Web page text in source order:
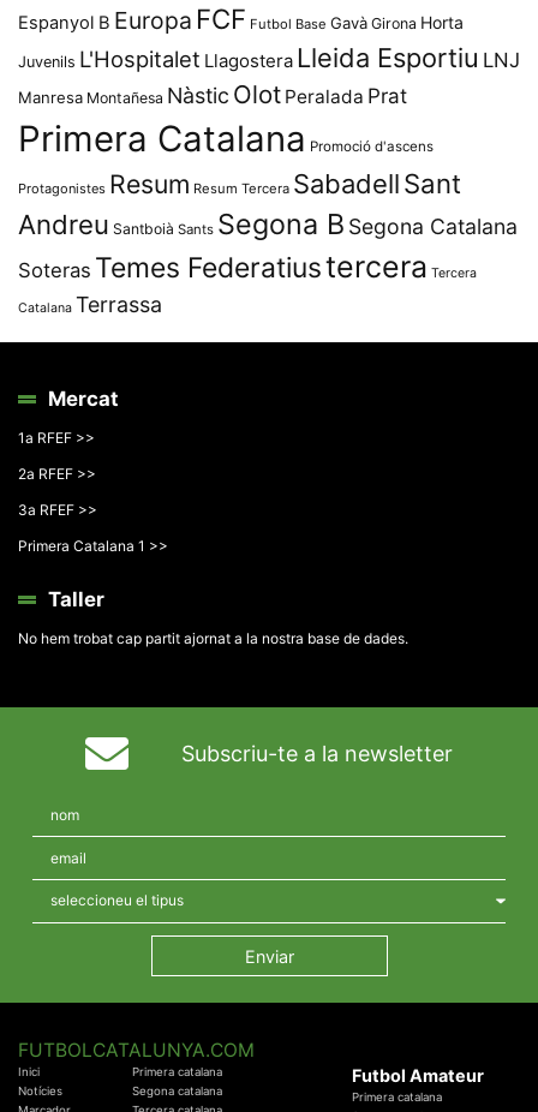
Espanyol B Europa FCF Futbol Base Gavà Girona Horta
Juvenils L'Hospitalet Llagostera Lleida Esportiu LNJ
Manresa Montañesa Nàstic Olot Peralada Prat
Primera Catalana Promoció d'ascens
Protagonistes Resum Resum Tercera SabadellSant
Andreu Santboià Sants Segona B Segona Catalana
Soteras Temes Federatiustercera Tercera
Catalana Terrassa
Mercat
1a RFEF >>
2a RFEF >>
3a RFEF >>
Primera Catalana 1 >>
Taller
No hem trobat cap partit ajornat a la nostra base de dades.
Subscriu-te a la newsletter
FUTBOLCATALUNYA.COM
Inici
Notícies
Primera catalana
Segona catalana
Futbol Amateur
Primera catalana